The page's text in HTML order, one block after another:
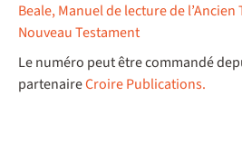
Beale, Manuel de lecture de
Nouveau Testament
Le numéro peut être commandé
partenaireCroire Publications.